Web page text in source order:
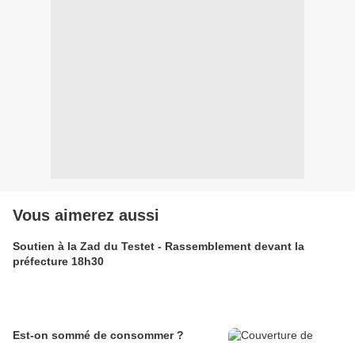
Vous aimerez aussi
Soutien à la Zad du Testet - Rassemblement devant la
préfecture 18h30
Est-on sommé de consommer ?